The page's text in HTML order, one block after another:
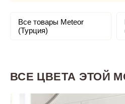
Все товары Meteor
(Турция)
ВСЕ ЦВЕТА ЭТОЙ